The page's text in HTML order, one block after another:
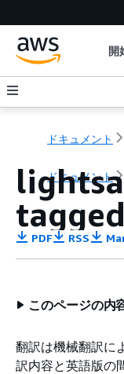
開
ドキュメント
ドキュメント
tagged
PDF RSS
このページの内
翻訳は機械翻訳に
訳内容と英語版の